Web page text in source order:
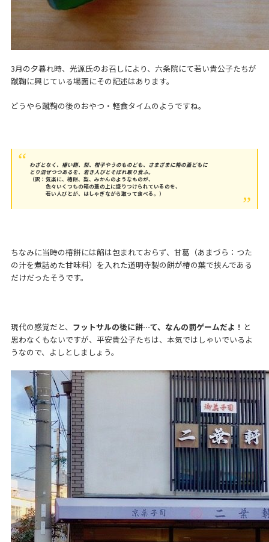
3月の夕暮れ時、光源氏のお召しにより、六条院にて若い貴公子たちが
蹴鞠に興じている場面にその記述はあります。
どうやら蹴鞠の後のおやつ・軽食タイムのようですね。
わざとなく、椿い餅、梨、柑子やうのものども、さまざまに箱の蓋どもに
とり混ぜつつあるを、若き人びとそぼれ取り食ふ。
（訳：気楽に、椿餅、梨、みかんのようなものが、
色々いくつもの箱の蓋の上に盛りつけられているのを、
若い人びとが、はしゃぎながら取って食べる。）
ちなみに当時の椿餅には餡は包まれておらず、甘葛（あまづら：つた
の汁を煮詰めた甘味料）を入れた道明寺製の餅が椿の葉で挟んである
だけだったそうです。
現代の感覚だと、 フットサルの後に餅…て、なんの罰ゲームだよ！ と
思わなくもないですが、平安貴公子たちは、本気ではしゃいでいるよ
うなので、よしとしましょう。